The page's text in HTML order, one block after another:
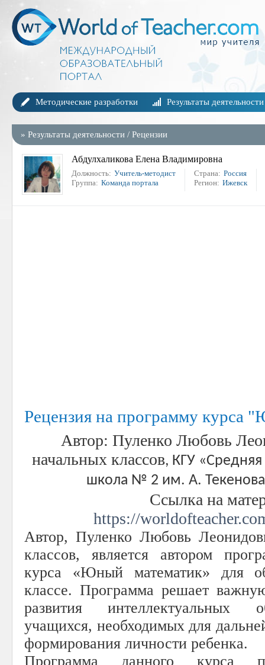
Методические разработки Результаты деятельности
» Результаты деятельности / Рецензии
Абдулхаликова Елена Владимировна
Должность: Учитель-методист
Группа: Команда портала
Страна: Россия
Регион: Ижевск
Рецензия на программу курса
Автор: Пуленко Любовь
начальных классов, КГУ
школа № 2 им. А.
Ссылка на
https://
Автор, Пуленко Любовь
классов, является автором
курса «Юный математик» для
классе. Программа решает
развития интеллектуальных
учащихся, необходимых для
формирования личности ребенка.
Программа данного курса